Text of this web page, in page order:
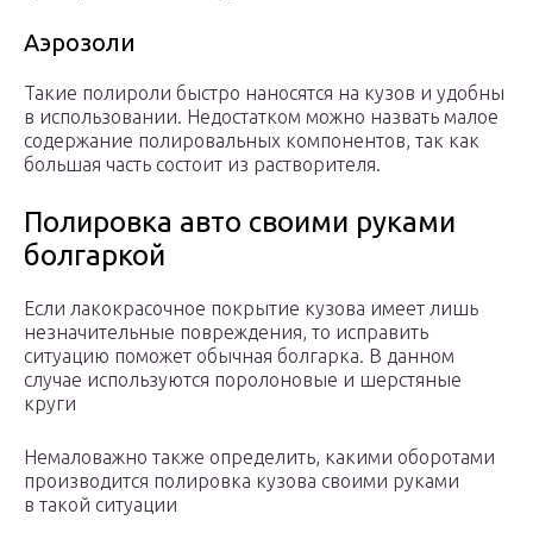
Аэрозоли
Такие полироли быстро наносятся на кузов и удобны
в использовании. Недостатком можно назвать малое
содержание полировальных компонентов, так как
большая часть состоит из растворителя.
Полировка авто своими руками
болгаркой
Если лакокрасочное покрытие кузова имеет лишь
незначительные повреждения, то исправить
ситуацию поможет обычная болгарка. В данном
случае используются поролоновые и шерстяные
круги
Немаловажно также определить, какими оборотами
производится полировка кузова своими руками
в такой ситуации